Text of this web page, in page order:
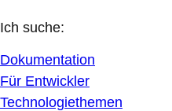
Ich suche:
Dokumentation
Für Entwickler
Technologiethemen